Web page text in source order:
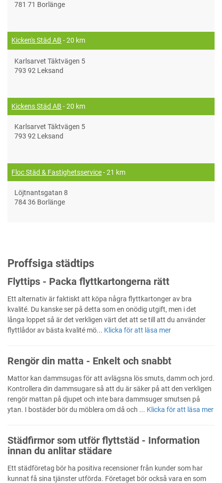
781 71 Borlänge
Kicken's Städ AB - 20 km
Karlsarvet Täktvägen 5
793 92 Leksand
Kickens Städ AB - 20 km
Karlsarvet Täktvägen 5
793 92 Leksand
Floc Städ & Fastighetsservice- 21 km
Löjtnantsgatan 8
784 36 Borlänge
Proffsiga städtips
Flyttips - Packa flyttkartongerna rätt
Ett alternativ är faktiskt att köpa några flyttkartonger av bra
kvalité. Du kanske ser på detta som en onödig utgift, men i det
långa loppet så är det verkligen värt det att se till att du använder
flyttlådor av bästa kvalité mö... Klicka för att läsa mer
Rengör din matta - Enkelt och snabbt
Mattor kan dammsugas för att avlägsna lös smuts, damm och jord.
Kontrollera din dammsugare så att du är säker på att den verkligen
rengör mattan på djupet och inte bara dammsuger smutsen på
ytan. I bostäder bör du möblera om då och ... Klicka för att läsa mer
Städfirmor som utför flyttstäd - Information
innan du anlitar städare
Ett städföretag bör ha positiva recensioner från kunder som har
kunnat få sina tjänster utförda. Företaget bör också vara en som